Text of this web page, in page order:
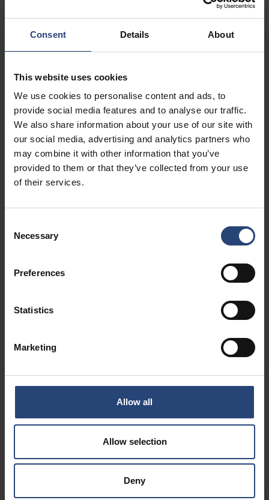
Consent Details About
This website uses cookies
We use cookies to personalise content and ads, to
provide social media features and to analyse our traffic.
We also share information about your use of our site with
our social media, advertising and analytics partners who
may combine it with other information that you’ve
provided to them or that they’ve collected from your use
of their services.
Selection
Necessary
Preferences
Statistics
Marketing
Allow all
Allow selection
Deny
반품 가능한 포장
반품 및 재사용이 가능한 포장 솔루션은 여러 가지 재
질로 제공됩니다. 몇 가지 다른 대안에 대한 자세한
네팝 리팩은 무겁거나 부피가